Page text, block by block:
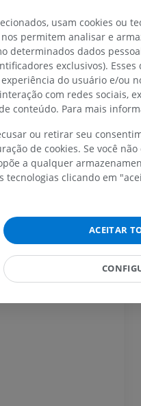
exteroceptiva
IRM do cotovelo
IRM
IRM da mão
PREMIUM
Radiografias do
PREMIUM
PREMIUM
usam cookies ou
permitem analisar e
determinados dados
exclusivos).
do usuário e/ou
com redes sociais,
conteúdo. Para mais
ou retirar seu
de cookies. Se você
a qualquer
tecnologias clicando em
ACEITAR